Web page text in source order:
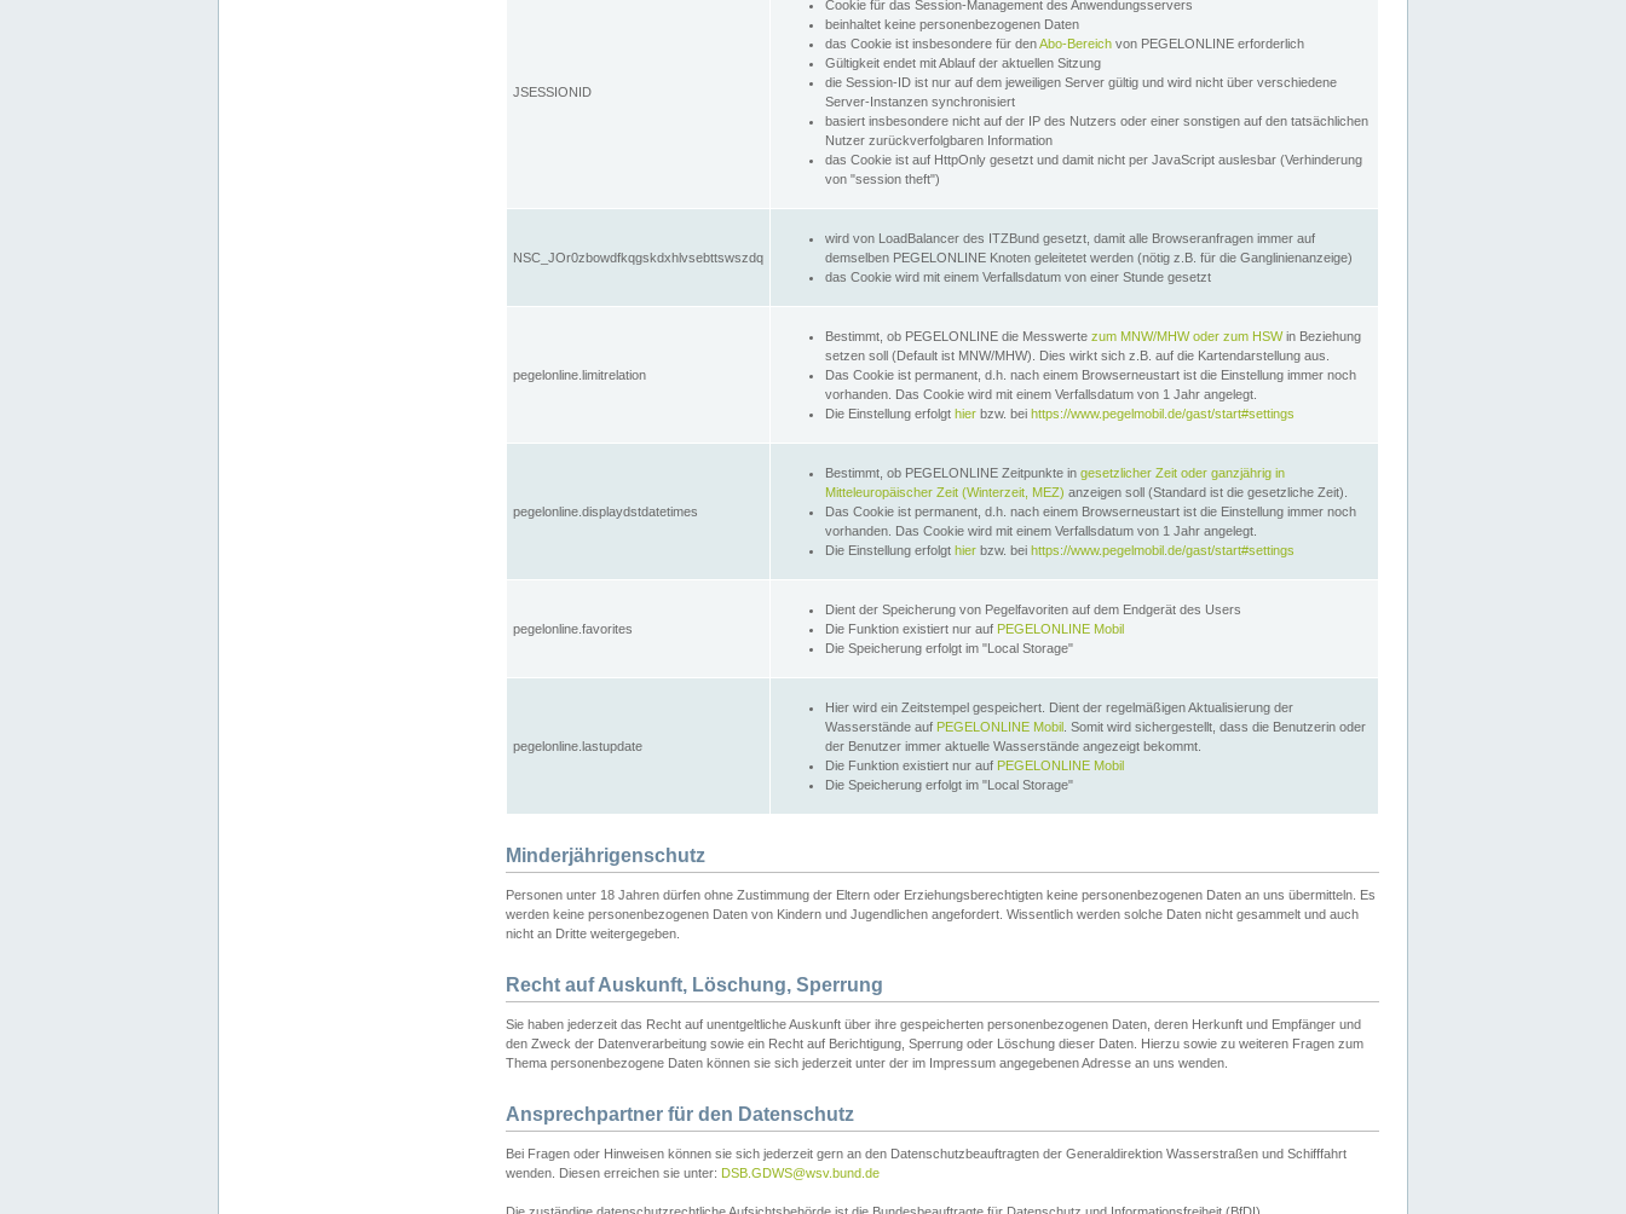
JSESSIONID
Cookie für das Session-Management des Anwendungsservers
beinhaltet keine personenbezogenen Daten
das Cookie ist insbesondere für denAbo-Bereich von PEGELONLINE erforderlich
Gültigkeit endet mit Ablauf der aktuellen Sitzung
die Session-ID ist nur auf dem jeweiligen Server gültig und wird nicht über verschiedene
Server-Instanzen synchronisiert
basiert insbesondere nicht auf der IP des Nutzers oder einer sonstigen auf den tatsächlichen
Nutzer zurückverfolgbaren Information
das Cookie ist auf HttpOnly gesetzt und damit nicht per JavaScript auslesbar (Verhinderung
von "session theft")
NSC_JOr0zbowdfkqgskdxhlvsebttswszdq
wird von LoadBalancer des ITZBund gesetzt, damit alle Browseranfragen immer auf
demselben PEGELONLINE Knoten geleitetet werden (nötig z.B. für die Ganglinienanzeige)
das Cookie wird mit einem Verfallsdatum von einer Stunde gesetzt
pegelonline.limitrelation
Bestimmt, ob PEGELONLINE die Messwerte zum MNW/MHW oder zum HSWin Beziehung
setzen soll (Default ist MNW/MHW). Dies wirkt sich z.B. auf die Kartendarstellung aus.
Das Cookie ist permanent, d.h. nach einem Browserneustart ist die Einstellung immer noch
vorhanden. Das Cookie wird mit einem Verfallsdatum von 1 Jahr angelegt.
Die Einstellung erfolgt hier bzw. bei https://www.pegelmobil.de/gast/start#settings
pegelonline.displaydstdatetimes
Bestimmt, ob PEGELONLINE Zeitpunkte in gesetzlicher Zeit oder ganzjährig in
Mitteleuropäischer Zeit (Winterzeit, MEZ) anzeigen soll (Standard ist die gesetzliche Zeit).
Das Cookie ist permanent, d.h. nach einem Browserneustart ist die Einstellung immer noch
vorhanden. Das Cookie wird mit einem Verfallsdatum von 1 Jahr angelegt.
Die Einstellung erfolgt hier bzw. bei https://www.pegelmobil.de/gast/start#settings
pegelonline.favorites
Dient der Speicherung von Pegelfavoriten auf dem Endgerät des Users
Die Funktion existiert nur auf PEGELONLINE Mobil
Die Speicherung erfolgt im "Local Storage"
pegelonline.lastupdate
Hier wird ein Zeitstempel gespeichert. Dient der regelmäßigen Aktualisierung der
Wasserstände auf PEGELONLINE Mobil . Somit wird sichergestellt, dass die Benutzerin oder
der Benutzer immer aktuelle Wasserstände angezeigt bekommt.
Die Funktion existiert nur auf PEGELONLINE Mobil
Die Speicherung erfolgt im "Local Storage"
Minderjährigenschutz
Personen unter 18 Jahren dürfen ohne Zustimmung der Eltern oder Erziehungsberechtigten keine personenbezogenen Daten an uns übermitteln. Es
werden keine personenbezogenen Daten von Kindern und Jugendlichen angefordert. Wissentlich werden solche Daten nicht gesammelt und auch
nicht an Dritte weitergegeben.
Recht auf Auskunft, Löschung, Sperrung
Sie haben jederzeit das Recht auf unentgeltliche Auskunft über ihre gespeicherten personenbezogenen Daten, deren Herkunft und Empfänger und
den Zweck der Datenverarbeitung sowie ein Recht auf Berichtigung, Sperrung oder Löschung dieser Daten. Hierzu sowie zu weiteren Fragen zum
Thema personenbezogene Daten können sie sich jederzeit unter der im Impressum angegebenen Adresse an uns wenden.
Ansprechpartner für den Datenschutz
Bei Fragen oder Hinweisen können sie sich jederzeit gern an den Datenschutzbeauftragten der Generaldirektion Wasserstraßen und Schifffahrt
wenden. Diesen erreichen sie unter: DSB.GDWS@wsv.bund.de